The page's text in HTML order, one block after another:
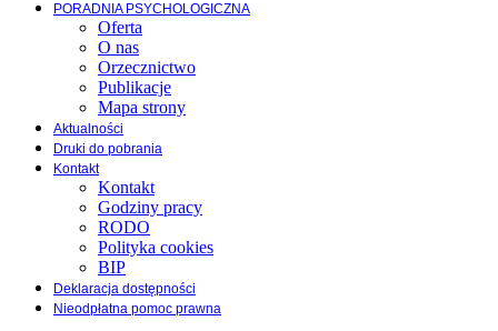
PORADNIA PSYCHOLOGICZNA
Oferta
O nas
Orzecznictwo
Publikacje
Mapa strony
Aktualności
Druki do pobrania
Kontakt
Kontakt
Godziny pracy
RODO
Polityka cookies
BIP
Deklaracja dostępności
Nieodpłatna pomoc prawna